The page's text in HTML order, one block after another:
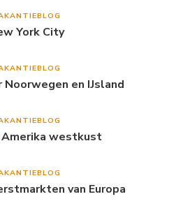
York City
Noorwegen en IJsland
Amerika westkust
van Europa